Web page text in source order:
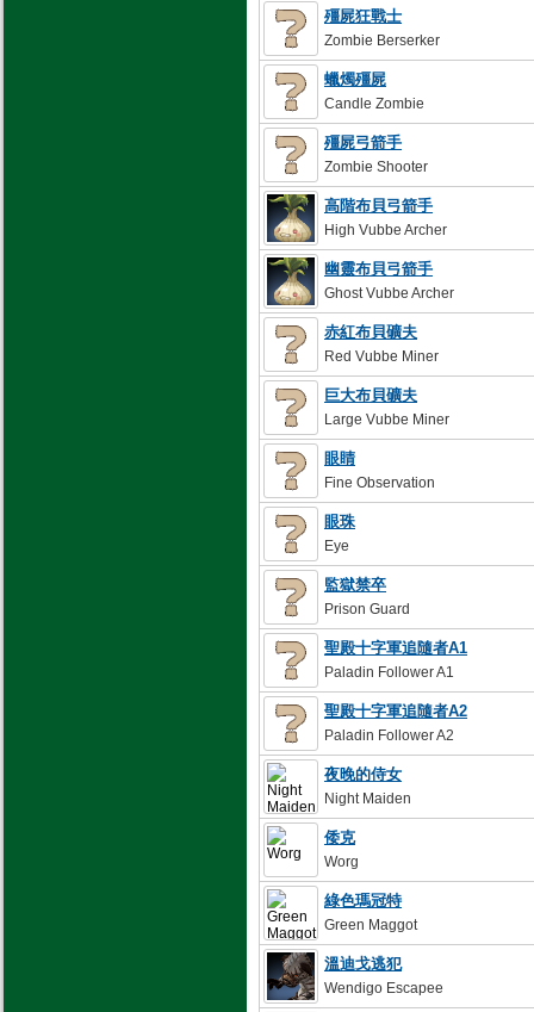
殭屍狂戰士
Zombie Berserker
蠟燭殭屍
Candle Zombie
殭屍弓箭手
Zombie Shooter
高階布貝弓箭手
High Vubbe Archer
幽靈布貝弓箭手
Ghost Vubbe Archer
赤紅布貝礦夫
Red Vubbe Miner
巨大布貝礦夫
Large Vubbe Miner
眼睛
Fine Observation
眼珠
Eye
監獄禁卒
Prison Guard
聖殿十字軍追隨者A1
Paladin Follower A1
聖殿十字軍追隨者A2
Paladin Follower A2
夜晚的侍女
Night Maiden
倭克
Worg
綠色瑪冠特
Green Maggot
溫迪戈逃犯
Wendigo Escapee